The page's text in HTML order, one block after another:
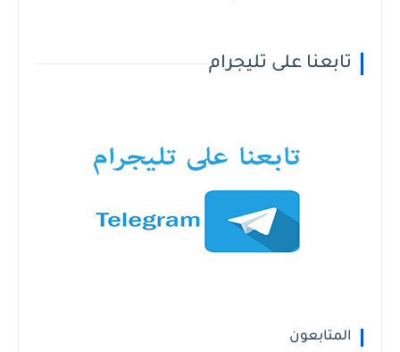
تابعنا على تليجرام
المتابعون